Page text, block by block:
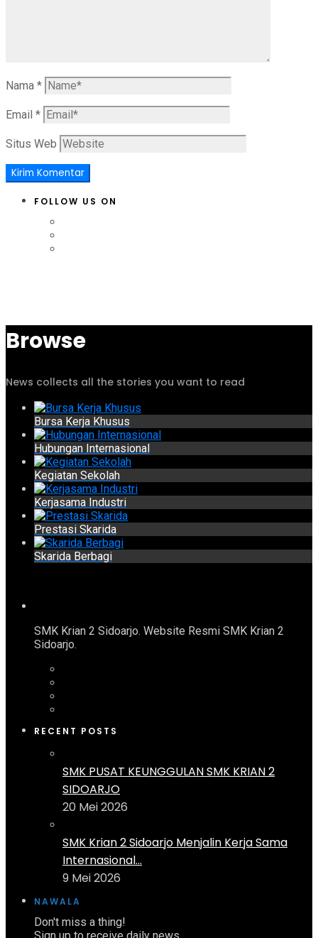
Nama *
Email *
Situs Web
FOLLOW US ON
Browse
News collects all the stories you want to read
Bursa Kerja Khusus
Hubungan Internasional
Kegiatan Sekolah
Kerjasama Industri
Prestasi Skarida
Skarida Berbagi
SMK Krian 2 Sidoarjo. Website Resmi SMK Krian 2
Sidoarjo.
RECENT POSTS
SMK PUSAT KEUNGGULAN SMK KRIAN 2
SIDOARJO
20 Mei 2026
SMK Krian 2 Sidoarjo Menjalin Kerja Sama
Internasional...
9 Mei 2026
NAWALA
Don't miss a thing!
Sign up to receive daily news